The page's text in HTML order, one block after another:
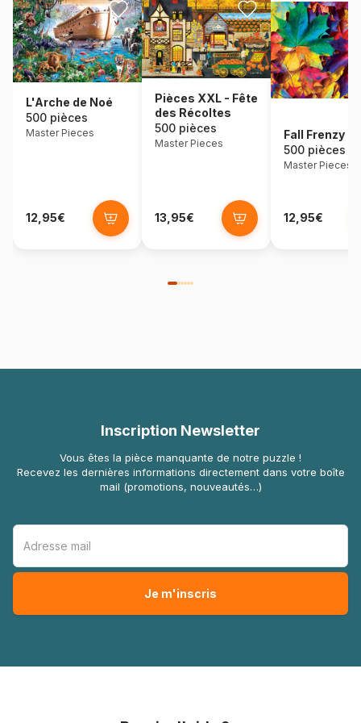
L'Arche de Noé
500 pièces
Master Pieces
12,95€
Pièces XXL - Fête
des Récoltes
500 pièces
Master Pieces
13,95€
Fall Frenzy
500 pièces
Master Pieces
12,95€
Inscription Newsletter
Vous êtes la pièce manquante de notre puzzle !
Recevez les dernières informations directement dans votre boîte
mail (promotions, nouveautés…)